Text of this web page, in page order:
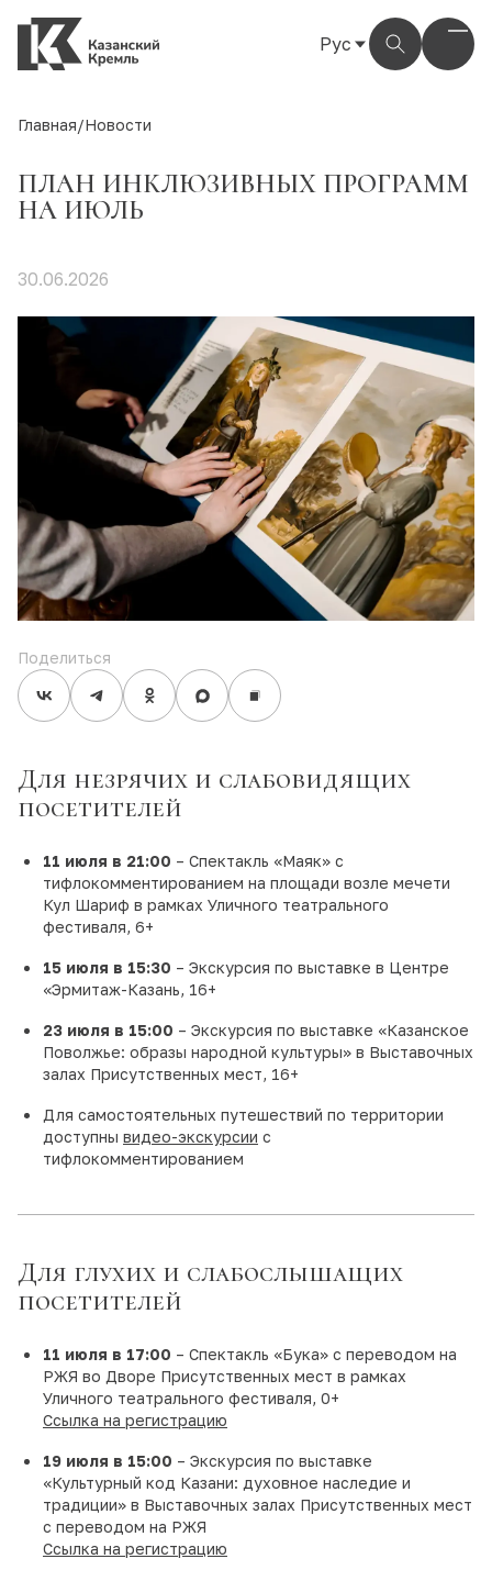
Рус
Главная/Новости
ПЛАН ИНКЛЮЗИВНЫХ ПРОГРАММ
НА ИЮЛЬ
30.06.2026
Поделиться
Для незрячих и слабовидящих
посетителей
11 июля в 21:00 – Спектакль «Маяк» с
тифлокомментированием на площади возле мечети
Кул Шариф в рамках Уличного театрального
фестиваля, 6+
15 июля в 15:30 – Экскурсия по выставке в Центре
«Эрмитаж-Казань, 16+
23 июля в 15:00 – Экскурсия по выставке «Казанское
Поволжье: образы народной культуры» в Выставочных
залах Присутственных мест, 16+
Для самостоятельных путешествий по территории
доступны видео-экскурсии с
тифлокомментированием
Для глухих и слабослышащих
посетителей
11 июля в 17:00 – Спектакль «Бука» с переводом на
РЖЯ во Дворе Присутственных мест в рамках
Уличного театрального фестиваля, 0+
Ссылка на регистрацию
19 июля в 15:00 – Экскурсия по выставке
«Культурный код Казани: духовное наследие и
традиции» в Выставочных залах Присутственных мест
с переводом на РЖЯ
Ссылка на регистрацию